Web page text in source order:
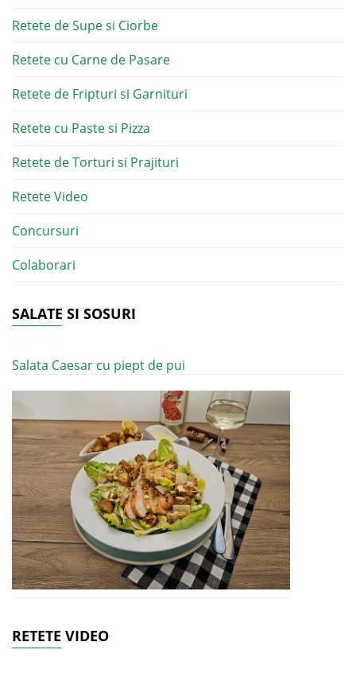
Retete de Supe si Ciorbe
Retete cu Carne de Pasare
Retete de Fripturi si Garnituri
Retete cu Paste si Pizza
Retete de Torturi si Prajituri
Retete Video
Concursuri
Colaborari
SALATE SI SOSURI
Salata Caesar cu piept de pui
RETETE VIDEO